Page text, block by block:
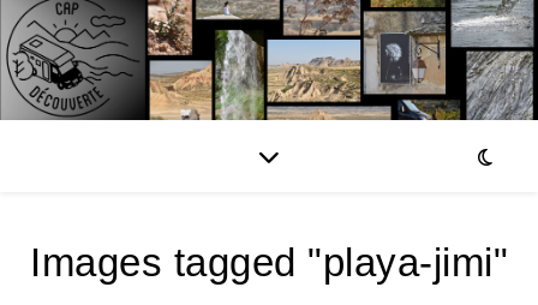
Images tagged "playa-jimi"